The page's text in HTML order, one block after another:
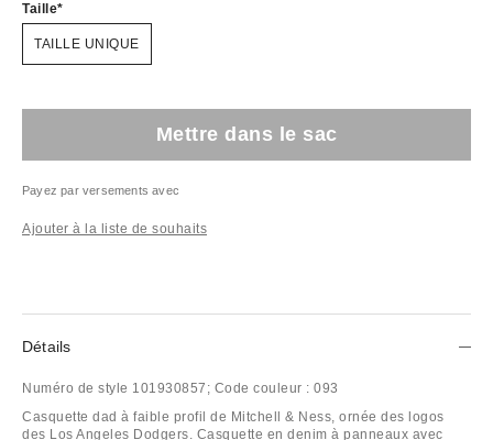
Taille
TAILLE UNIQUE
Mettre dans le sac
Payez par versements avec
Ajouter à la liste de souhaits
Détails
Numéro de style 101930857; Code couleur : 093
Casquette dad à faible profil de Mitchell & Ness, ornée des logos
des Los Angeles Dodgers. Casquette en denim à panneaux avec